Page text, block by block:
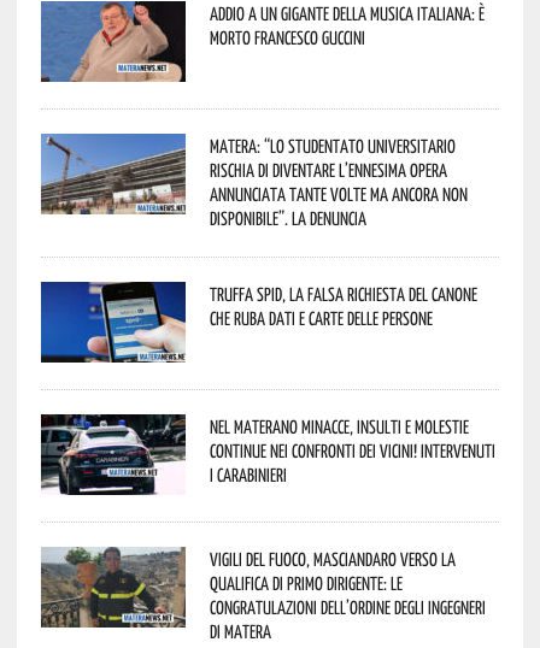
Addio a un gigante della musica italiana: è
morto Francesco Guccini
Matera: “Lo studentato universitario
rischia di diventare l’ennesima opera
annunciata tante volte ma ancora non
disponibile”. La denuncia
Truffa Spid, la falsa richiesta del canone
che ruba dati e carte delle persone
Nel materano minacce, insulti e molestie
continue nei confronti dei vicini! Intervenuti
i Carabinieri
Vigili del Fuoco, Masciandaro verso la
qualifica di Primo Dirigente: le
congratulazioni dell’Ordine degli Ingegneri
di Matera